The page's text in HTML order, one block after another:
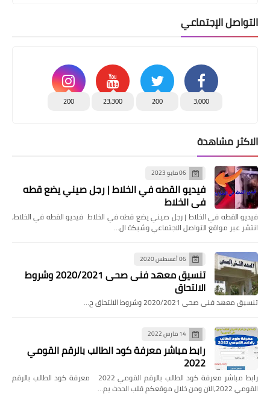
التواصل الإجتماعي
3,000
200
23,300
200
الاكثر مشاهدة
06 مايو 2023
فيديو القطه في الخلاط | رجل صيني يضع قطه
في الخلاط
فيديو القطه في الخلاط | رجل صيني يضع قطه في الخلاط فيديو القطه في الخلاط،
انتشر عبر مواقع التواصل الاجتماعي وشبكة ال…
06 أغسطس 2020
تنسيق معهد فنى صحى 2020/2021 وشروط
الالتحاق
تنسيق معهد فنى صحى 2020/2021 وشروط الالتحاق ح…
14 مارس 2022
رابط مباشر معرفة كود الطالب بالرقم القومي
2022
رابط مباشر معرفة كود الطالب بالرقم القومي 2022 معرفة كود الطالب بالرقم
القومي 2022،الآن ومن خلال موقعكم قلب الحدث يم…